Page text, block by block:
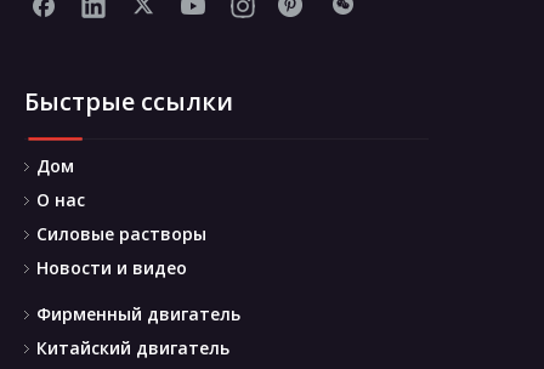
Быстрые ссылки
Дом
О нас
Силовые растворы
Новости и видео
Фирменный двигатель
Китайский двигатель